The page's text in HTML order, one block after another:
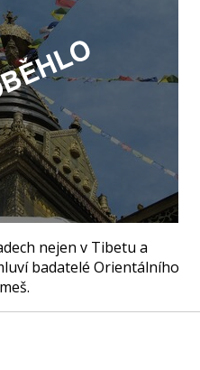
nejen v Tibetu a
badatelé Orientálního